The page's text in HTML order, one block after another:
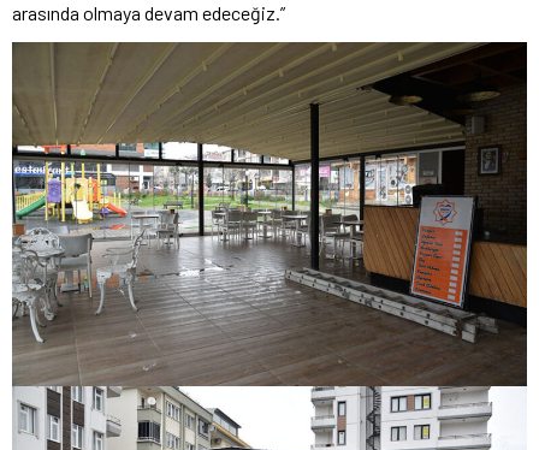
arasında olmaya devam edeceğiz.”